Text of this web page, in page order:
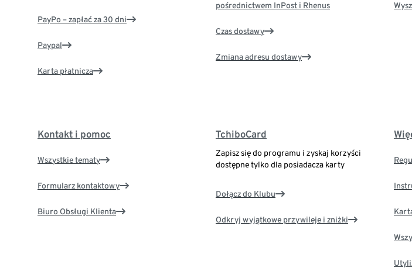
PayPo – zapłać za 30 dni
Paypal
Karta płatnicza
pośrednictwem InPost i Rhenus
Czas dostawy
Zmiana adresu dostawy
Kontakt i pomoc
Wszystkie tematy
Formularz kontaktowy
Biuro Obsługi Klienta
TchiboCard
Zapisz się do programu i zyskaj korzyści
dostępne tylko dla posiadacza karty
Dołącz do Klubu
Odkryj wyjątkowe przywileje i zniżki